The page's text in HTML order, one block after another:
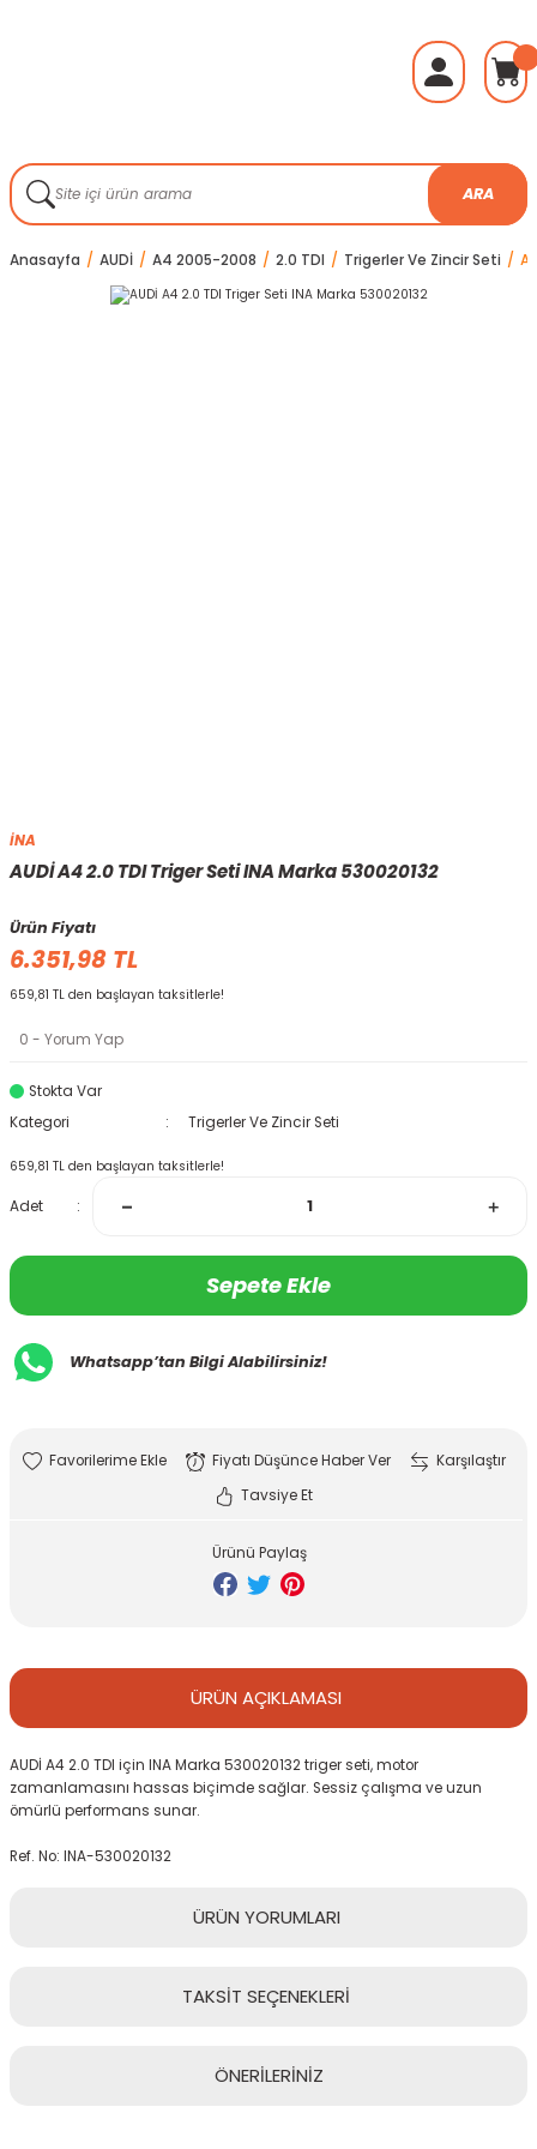
ARA
Anasayfa AUDİ A4 2005-2008 2.0 TDI Trigerler Ve Zincir Seti
İNA
AUDİ A4 2.0 TDI Triger Seti INA Marka 530020132
Ürün Fiyatı
6.351,98 TL
659,81 TL den başlayan taksitlerle!
0 - Yorum Yap
Stokta Var
Kategori
Trigerler Ve Zincir Seti
659,81 TL den başlayan taksitlerle!
Adet
Sepete Ekle
Whatsapp’tan Bilgi Alabilirsiniz!
Fiyatı Düşünce Haber Ver
Karşılaştır
Tavsiye Et
Ürünü Paylaş
ÜRÜN AÇIKLAMASI
AUDİ A4 2.0 TDI için INA Marka 530020132 triger seti, motor
zamanlamasını hassas biçimde sağlar. Sessiz çalışma ve uzun
ömürlü performans sunar.
Ref. No: INA-530020132
ÜRÜN YORUMLARI
TAKSİT SEÇENEKLERİ
ÖNERİLERİNİZ